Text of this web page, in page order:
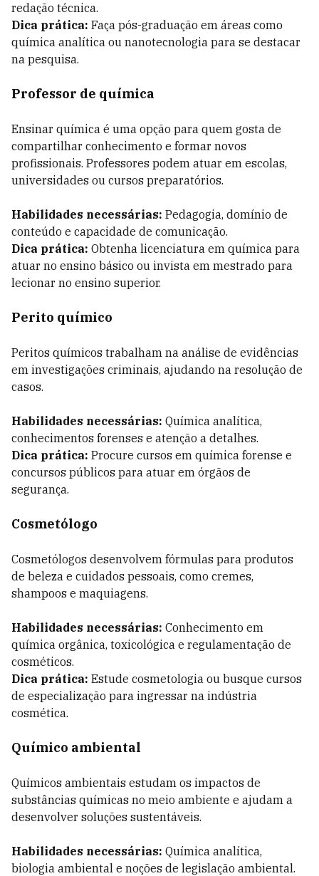
redação técnica.
Dica prática: Faça pós-graduação em áreas como
química analítica ou nanotecnologia para se destacar
na pesquisa.
Professor de química
Ensinar química é uma opção para quem gosta de
compartilhar conhecimento e formar novos
profissionais. Professores podem atuar em escolas,
universidades ou cursos preparatórios.
Habilidades necessárias: Pedagogia, domínio de
conteúdo e capacidade de comunicação.
Dica prática: Obtenha licenciatura em química para
atuar no ensino básico ou invista em mestrado para
lecionar no ensino superior.
Perito químico
Peritos químicos trabalham na análise de evidências
em investigações criminais, ajudando na resolução de
casos.
Habilidades necessárias: Química analítica,
conhecimentos forenses e atenção a detalhes.
Dica prática: Procure cursos em química forense e
concursos públicos para atuar em órgãos de
segurança.
Cosmetólogo
Cosmetólogos desenvolvem fórmulas para produtos
de beleza e cuidados pessoais, como cremes,
shampoos e maquiagens.
Habilidades necessárias: Conhecimento em
química orgânica, toxicológica e regulamentação de
cosméticos.
Dica prática: Estude cosmetologia ou busque cursos
de especialização para ingressar na indústria
cosmética.
Químico ambiental
Químicos ambientais estudam os impactos de
substâncias químicas no meio ambiente e ajudam a
desenvolver soluções sustentáveis.
Habilidades necessárias: Química analítica,
biologia ambiental e noções de legislação ambiental.